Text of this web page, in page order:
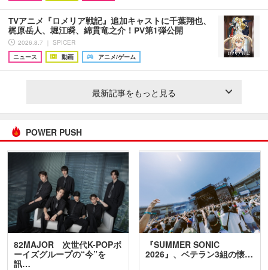
TVアニメ『ロメリア戦記』追加キャストに千葉翔也、
梶原岳人、堀江瞬、綿貫竜之介！PV第1弾公開
2026.8.7 ｜ SPICER
ニュース
動画 アニメ/ゲーム
最新記事をもっと見る
POWER PUSH
82MAJOR 次世代K-POPボ
ーイズグループの“今”を
訊…
『SUMMER SONIC
2026』、ベテラン3組の懐…